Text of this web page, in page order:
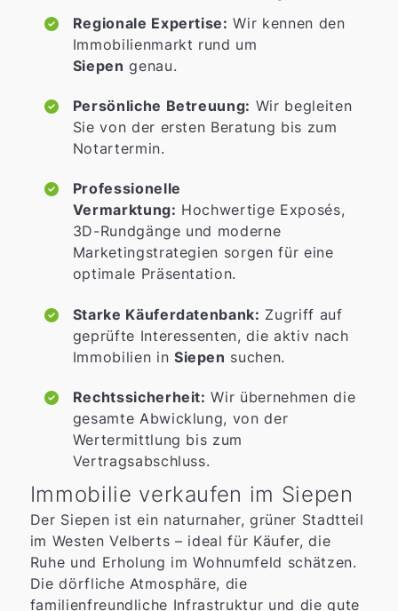
Regionale Expertise: Wir kennen den
Immobilienmarkt rund um
Siepen genau.
Persönliche Betreuung: Wir begleiten
Sie von der ersten Beratung bis zum
Notartermin.
Professionelle
Vermarktung: Hochwertige Exposés,
3D-Rundgänge und moderne
Marketingstrategien sorgen für eine
optimale Präsentation.
Starke Käuferdatenbank: Zugriff auf
geprüfte Interessenten, die aktiv nach
Immobilien in Siepen suchen.
Rechtssicherheit: Wir übernehmen die
gesamte Abwicklung, von der
Wertermittlung bis zum
Vertragsabschluss.
Immobilie verkaufen im Siepen
Der Siepen ist ein naturnaher, grüner Stadtteil
im Westen Velberts – ideal für Käufer, die
Ruhe und Erholung im Wohnumfeld schätzen.
Die dörfliche Atmosphäre, die
familienfreundliche Infrastruktur und die gute